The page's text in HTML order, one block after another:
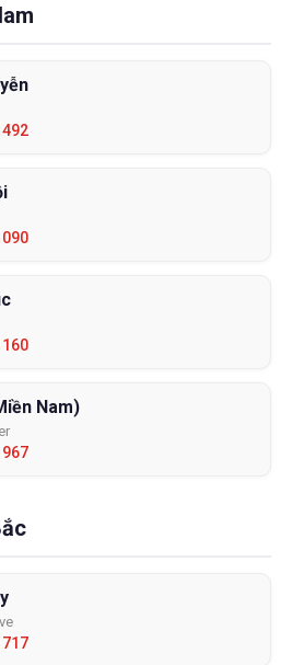
bất ký khi nào nhắc đến giày bảo hộ
nghĩ ngay đến. Safety Jogger đã có
mẫu giày bảo hộ được thiết kế với
tham khảo một số dòng giày thể thao
Turbo, Speedy, Raptor, Jumper,
thương hiệu giày bảo hộ lao động
492
090
160
Nam)
967
717